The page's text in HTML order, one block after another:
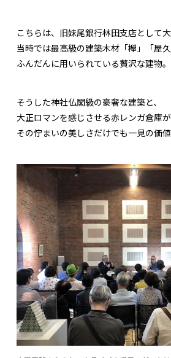
こちらは、旧妹尾銀行林田支店として
当時では最高級の建築木材「欅」「屋
ふんだんに用いられている贅沢な建物。
そうした神社仏閣級の豪奢な建築と、
大正ロマンを感じさせる赤レンガ倉庫が
その佇まいの美しさだけでも一見の価値